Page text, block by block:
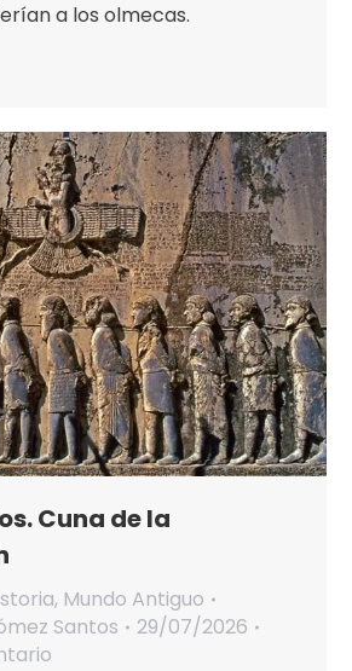
a los olmecas.
Cuna de la
, Mundo Antiguo
Santos
29/07/2026